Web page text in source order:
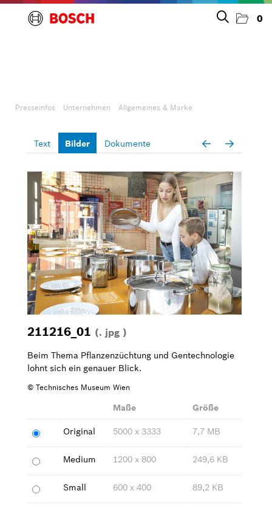
0
Allgemeines & Marke
Personelles
Großgeräte
Kleingeräte
Bilder zum Download
Presseinfos Unternehmen Allgemeines & Marke
Text Bilder Dokumente
211216_01 (. jpg )
Beim Thema Pflanzenzüchtung und Gentechnologie
lohnt sich ein genauer Blick.
© Technisches Museum Wien
Maße Größe
Original 5000 x 3333 7,7 MB
Medium 1200 x 800 249,6 KB
Small 600 x 400 89,2 KB